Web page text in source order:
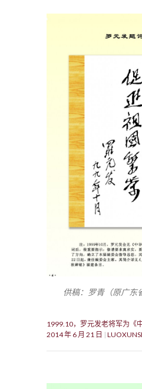
供稿：罗青（原广东
1999.10，罗元发老将军为《
2014 年 6 月 21 日